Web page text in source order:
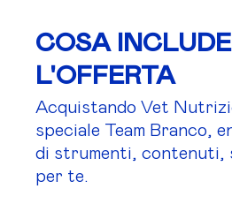
COSA INCLUDE
L'OFFERTA
Acquistando Vet
speciale Team Branco,
di strumenti, contenuti,
per te.